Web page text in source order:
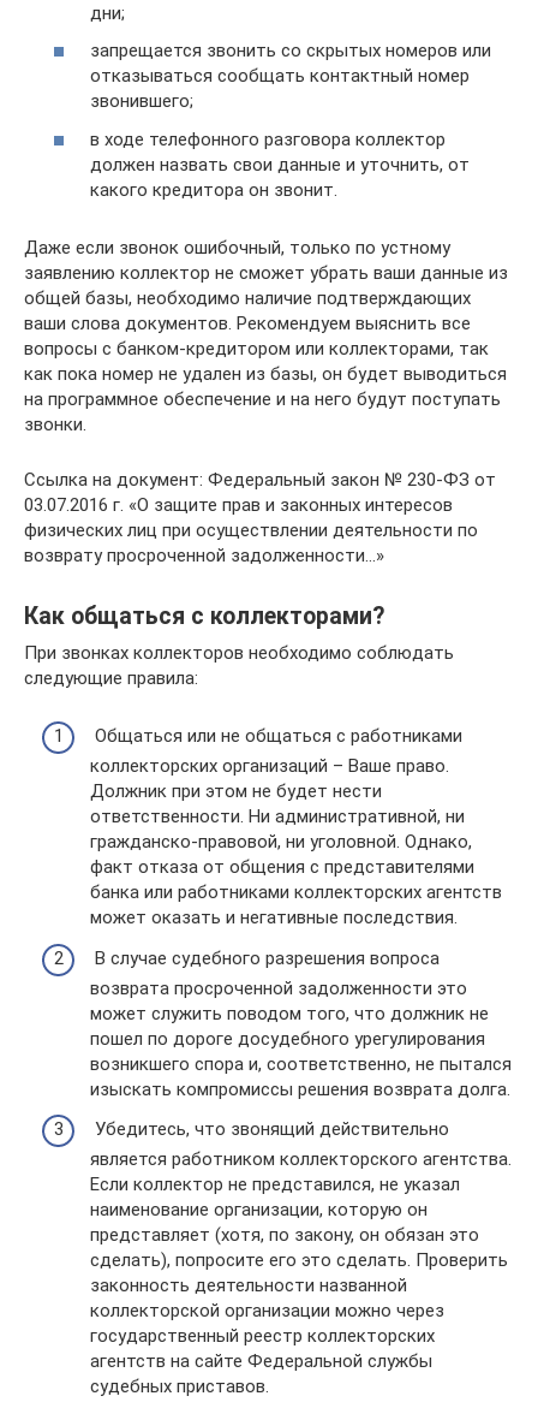
дни;
запрещается звонить со скрытых номеров или
отказываться сообщать контактный номер
звонившего;
в ходе телефонного разговора коллектор
должен назвать свои данные и уточнить, от
какого кредитора он звонит.
Даже если звонок ошибочный, только по устному
заявлению коллектор не сможет убрать ваши данные из
общей базы, необходимо наличие подтверждающих
ваши слова документов. Рекомендуем выяснить все
вопросы с банком-кредитором или коллекторами, так
как пока номер не удален из базы, он будет выводиться
на программное обеспечение и на него будут поступать
звонки.
Ссылка на документ: Федеральный закон № 230-ФЗ от
03.07.2016 г. «О защите прав и законных интересов
физических лиц при осуществлении деятельности по
возврату просроченной задолженности…»
Как общаться с коллекторами?
При звонках коллекторов необходимо соблюдать
следующие правила:
Общаться или не общаться с работниками
коллекторских организаций – Ваше право.
Должник при этом не будет нести
ответственности. Ни административной, ни
гражданско-правовой, ни уголовной. Однако,
факт отказа от общения с представителями
банка или работниками коллекторских агентств
может оказать и негативные последствия.
В случае судебного разрешения вопроса
возврата просроченной задолженности это
может служить поводом того, что должник не
пошел по дороге досудебного урегулирования
возникшего спора и, соответственно, не пытался
изыскать компромиссы решения возврата долга.
Убедитесь, что звонящий действительно
является работником коллекторского агентства.
Если коллектор не представился, не указал
наименование организации, которую он
представляет (хотя, по закону, он обязан это
сделать), попросите его это сделать. Проверить
законность деятельности названной
коллекторской организации можно через
государственный реестр коллекторских
агентств на сайте Федеральной службы
судебных приставов.